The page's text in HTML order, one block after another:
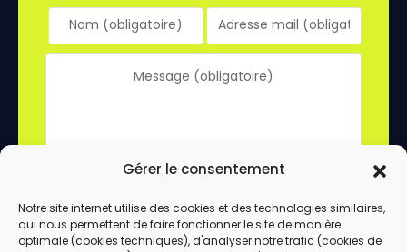
Gérer le consentement
Notre site internet utilise des cookies et des technologies similaires,
qui nous permettent de faire fonctionner le site de manière
optimale (cookies techniques), d'analyser notre trafic (cookies de
En utilisant ce formulaire, vous acceptez le